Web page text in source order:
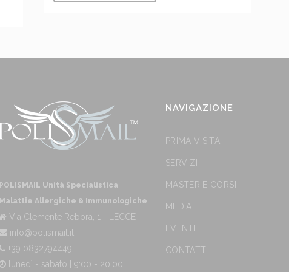
POLISMAIL Unità Specialistica
Malattie Allergiche & Immunologiche
Via Clemente Rebora, 1 - LECCE
info@polismail.it
+39 0832794449
lunedì - sabato | 9:00 - 20:00
NAVIGAZIONE
PRIMA VISITA
SERVIZI
MASTER E CORSI
MEDIA
EVENTI
CONTATTI